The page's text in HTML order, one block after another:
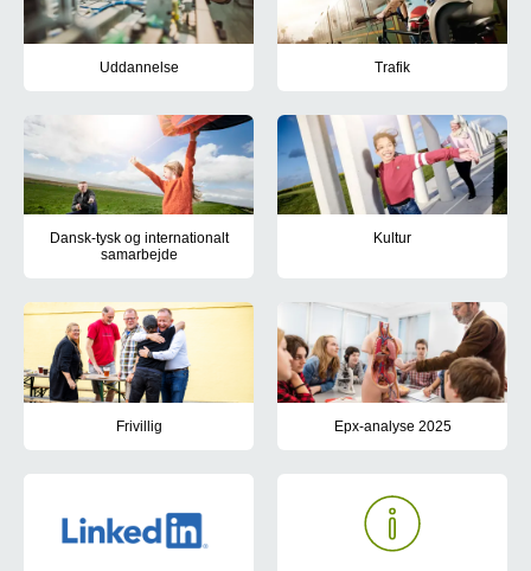
Uddannelse Trafik
Dansk-tysk og internationalt
samarbejde
Kultur
Frivillig Epx-analyse 2025